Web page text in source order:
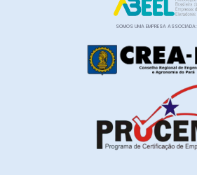
SOMOS UMA EMPRESA ASSOCIADA: